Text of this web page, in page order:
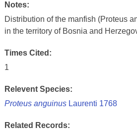
Notes:
Distribution of the manfish (Proteus
in the territory of Bosnia and
Times Cited:
1
Relevent Species:
Proteus anguinusLaurenti 1768
Related Records: